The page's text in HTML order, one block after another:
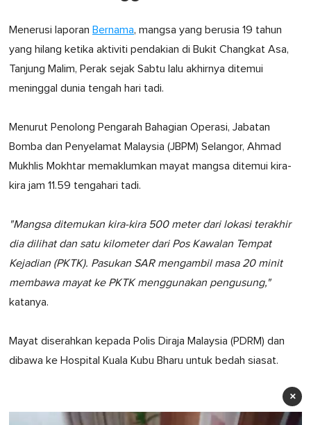
Menerusi laporan Bernama, mangsa yang berusia 19 tahun
yang hilang ketika aktiviti pendakian di Bukit Changkat Asa,
Tanjung Malim, Perak sejak Sabtu lalu akhirnya ditemui
meninggal dunia tengah hari tadi.
Menurut Penolong Pengarah Bahagian Operasi, Jabatan
Bomba dan Penyelamat Malaysia (JBPM) Selangor, Ahmad
Mukhlis Mokhtar memaklumkan mayat mangsa ditemui kira-
kira jam 11.59 tengahari tadi.
"Mangsa ditemukan kira-kira 500 meter dari lokasi terakhir
dia dilihat dan satu kilometer dari Pos Kawalan Tempat
Kejadian (PKTK). Pasukan SAR mengambil masa 20 minit
membawa mayat ke PKTK menggunakan pengusung,"
katanya.
Mayat diserahkan kepada Polis Diraja Malaysia (PDRM) dan
dibawa ke Hospital Kuala Kubu Bharu untuk bedah siasat.
×